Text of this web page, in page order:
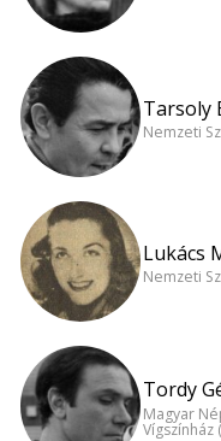
Tarsoly
Nemzeti
Lukács
Nemzeti
Tordy
Magyar
Vígszínház